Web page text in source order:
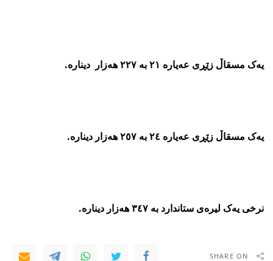
یەک مسقاڵ زێڕی عەیارە ٢١ بە ٢٢٧ هەزار دینارە.
یەک مسقاڵ زێڕی عەیارە ٢٤ بە ٢٥٧ هەزار دینارە.
نرخى یەک لیرەی ستاندارد بە ٣٤٧ هەزار دینارە.
SHARE ON